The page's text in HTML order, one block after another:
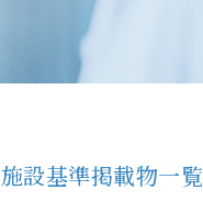
施設基準掲載物一覧